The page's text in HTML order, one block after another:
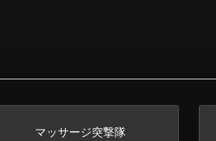
マッサージ突撃隊